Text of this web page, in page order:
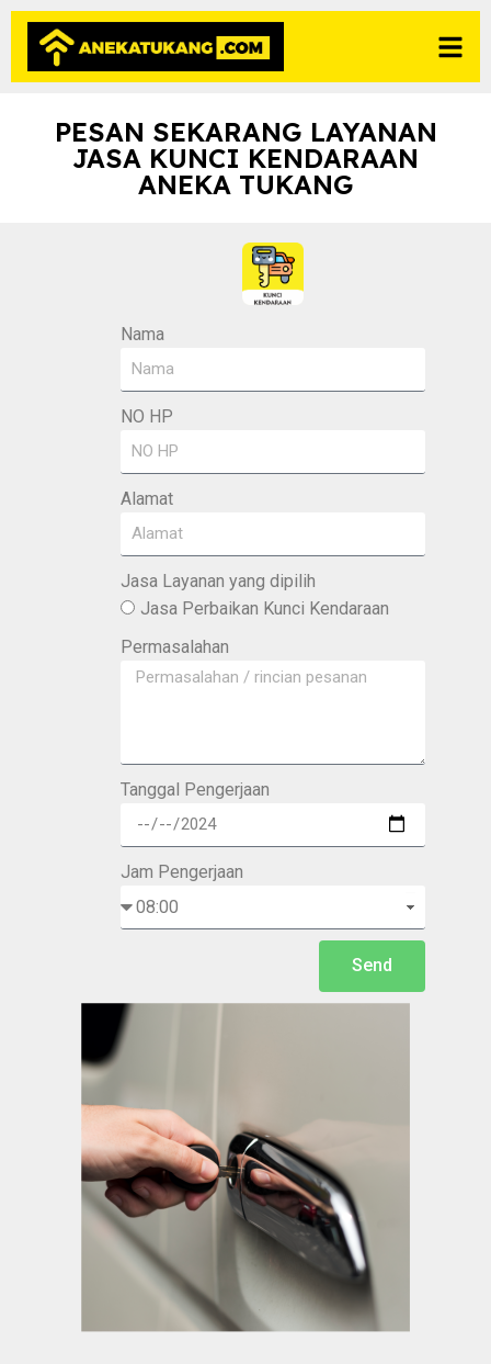
PESAN SEKARANG LAYANAN
JASA KUNCI KENDARAAN
ANEKA TUKANG
Nama
NO HP
Alamat
Jasa Layanan yang dipilih
Jasa Perbaikan Kunci Kendaraan
Permasalahan
Tanggal Pengerjaan
Jam Pengerjaan
Send